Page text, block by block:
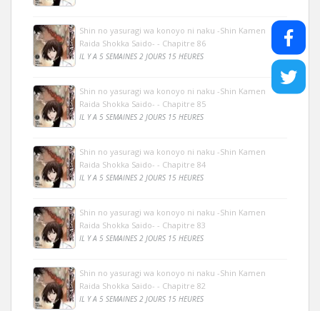
Shin no yasuragi wa konoyo ni naku -Shin Kamen
Raida Shokka Saido- - Chapitre 86
IL Y A 5 SEMAINES 2 JOURS 15 HEURES
Shin no yasuragi wa konoyo ni naku -Shin Kamen
Raida Shokka Saido- - Chapitre 85
IL Y A 5 SEMAINES 2 JOURS 15 HEURES
Shin no yasuragi wa konoyo ni naku -Shin Kamen
Raida Shokka Saido- - Chapitre 84
IL Y A 5 SEMAINES 2 JOURS 15 HEURES
Shin no yasuragi wa konoyo ni naku -Shin Kamen
Raida Shokka Saido- - Chapitre 83
IL Y A 5 SEMAINES 2 JOURS 15 HEURES
Shin no yasuragi wa konoyo ni naku -Shin Kamen
Raida Shokka Saido- - Chapitre 82
IL Y A 5 SEMAINES 2 JOURS 15 HEURES